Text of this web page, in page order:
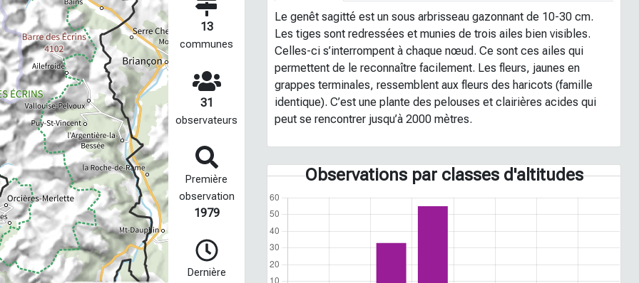
13
communes
31
observateurs
Première
observation
1979
Dernière
Le genêt sagitté est un sous arbrisseau gazonnant de 10-30 cm.
Les tiges sont redressées et munies de trois ailes bien visibles.
Celles-ci s’interrompent à chaque nœud. Ce sont ces ailes qui
permettent de le reconnaître facilement. Les fleurs, jaunes en
grappes terminales, ressemblent aux fleurs des haricots (famille
identique). C’est une plante des pelouses et clairières acides qui
peut se rencontrer jusqu’à 2000 mètres.
Observations par classes d'altitudes